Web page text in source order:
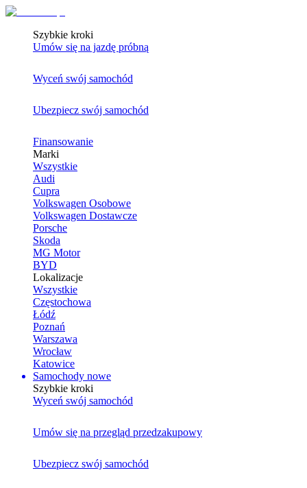
Szybkie kroki
Umów się na jazdę próbną
Wyceń swój samochód
Ubezpiecz swój samochód
Finansowanie
Marki
Wszystkie
Audi
Cupra
Volkswagen Osobowe
Volkswagen Dostawcze
Porsche
Skoda
MG Motor
BYD
Lokalizacje
Wszystkie
Częstochowa
Łódź
Poznań
Warszawa
Wrocław
Katowice
Samochody nowe
Szybkie kroki
Wyceń swój samochód
Umów się na przegląd przedzakupowy
Ubezpiecz swój samochód